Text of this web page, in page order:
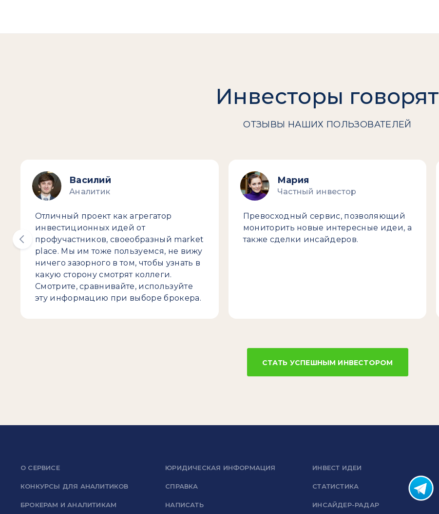
Инвесторы говорят
ОТЗЫВЫ НАШИХ ПОЛЬЗОВАТЕЛЕЙ
Василий
Аналитик
Отличный проект как агрегатор
инвестиционных идей от
профучастников, своеобразный market
place. Мы им тоже пользуемся, не вижу
ничего зазорного в том, чтобы узнать в
какую сторону смотрят коллеги.
Смотрите, сравнивайте, используйте
эту информацию при выборе брокера.
Мария
Частный инвестор
Превосходный сервис, позволяющий
мониторить новые интересные идеи, а
также сделки инсайдеров.
СТАТЬ УСПЕШНЫМ ИНВЕСТОРОМ
О СЕРВИСЕ
КОНКУРСЫ ДЛЯ АНАЛИТИКОВ
БРОКЕРАМ И АНАЛИТИКАМ
ЮРИДИЧЕСКАЯ ИНФОРМАЦИЯ
СПРАВКА
НАПИСАТЬ
ИНВЕСТ ИДЕИ
СТАТИСТИКА
ИНСАЙДЕР-РАДАР